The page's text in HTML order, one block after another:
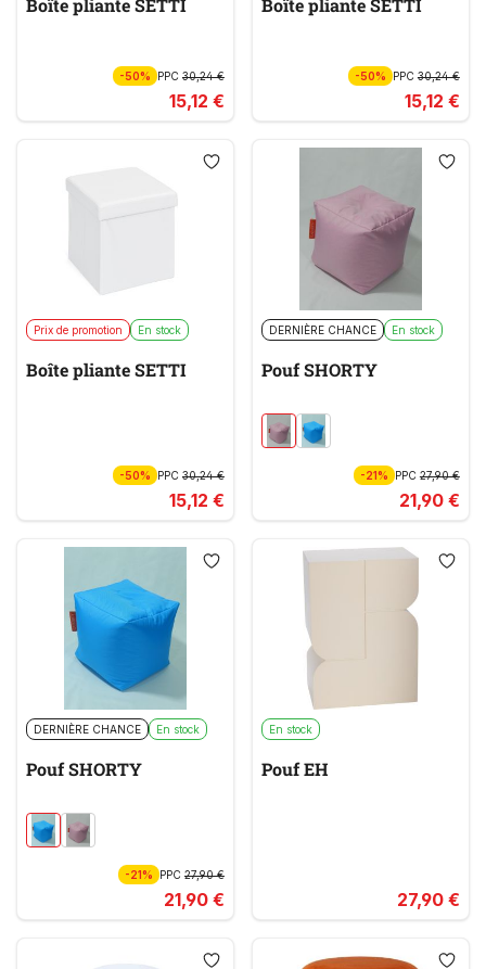
Boîte pliante SETTI
-50% PPC 30,24 €
15,12 €
Boîte pliante SETTI
-50% PPC30,24 €
15,12 €
Prix de promotion En stock
Boîte pliante SETTI
-50% PPC 30,24 €
15,12 €
DERNIÈRE CHANCE En stock
Pouf SHORTY
-21% PPC27,90 €
21,90 €
DERNIÈRE CHANCE En stock
Pouf SHORTY
-21% PPC 27,90 €
21,90 €
En stock
Pouf EH
27,90 €